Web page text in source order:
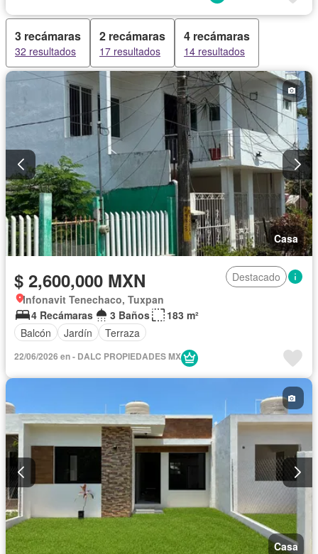
3 recámaras
32 resultados
2 recámaras
17 resultados
4 recámaras
14 resultados
Casa
$ 2,600,000 MXN
Destacado
Infonavit Tenechaco, Tuxpan
4 Recámaras
3 Baños
183 m²
Balcón
Jardín Terraza
22/06/2026 en - DALC PROPIEDADES MX
Casa